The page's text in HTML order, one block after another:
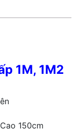
1M, 1M2
150cm